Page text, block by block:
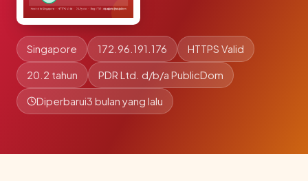
Singapore 172.96.191.176 HTTPS Valid
20.2 tahun PDR Ltd. d/b/a PublicDom
Diperbarui3 bulan yang lalu